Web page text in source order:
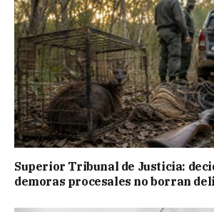
Superior Tribunal de Justicia:
demoras procesales no borran